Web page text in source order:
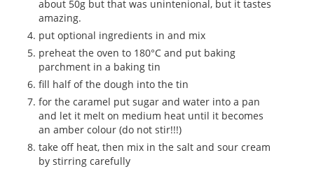
about 50g but that was unintenional, but it tastes
amazing.
put optional ingredients in and mix
preheat the oven to 180°C and put baking
parchment in a baking tin
fill half of the dough into the tin
for the caramel put sugar and water into a pan
and let it melt on medium heat until it becomes
an amber colour (do not stir!!!)
take off heat, then mix in the salt and sour cream
by stirring carefully